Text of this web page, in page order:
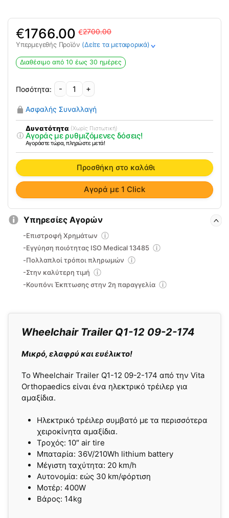
Wheelchair Trailer Q1-12 09-2-174
Μικρό, ελαφρύ και ευέλικτο!
To Wheelchair Trailer Q1-12 09-2-174 από την Vita
Orthopaedics είναι ένα ηλεκτρικό τρέιλερ για
αμαξίδια.
Ηλεκτρικό τρέιλερ συµβατό µε τα περισσότερα
χειροκίνητα αµαξίδια.
Τροχός: 10″ air tire
Μπαταρία: 36V/210Wh lithium battery
Μέγιστη ταχύτητα: 20 km/h
Αυτονομία: εώς 30 km/φόρτιση
Μοτέρ: 400W
Βάρος: 14kg
2700.00
€
was:
2700.00€.
1766.00
€
τρέχουσα
τιμή
είναι:
Υπερμεγεθής Προϊόν (Δείτε τα μεταφορικά)>
Διαθέσιμο από 10 έως 30 ημέρες
-
Wheelchair
Trailer
Q1-
Vita
2-
174
ποσότητα
+
Ασφαλής Συναλλαγή
Δυνατότητα (Χωρίς Πιστωτική)
Αγοράς με ρυθμιζόμενες δόσεις!
Αγοράστε τώρα, πληρώστε μετά!
Προσθήκη στο καλάθι
Αγορά με 1 Click
Υπηρεσίες Αγορών
-Επιστροφή Χρημάτων
-Εγγύηση ποιότητας ISO Medical 13485
-Πολλαπλοί τρόποι πληρωμών
-Στην καλύτερη τιμή
-Κουπόνι Έκπτωσης στην 2η παραγγελία